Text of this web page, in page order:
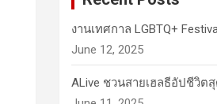
งานเทศกาล LGBTQ+
June 12, 2025
ALive ชวนสายเฮลธีอัปชีวิ